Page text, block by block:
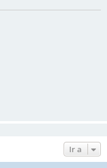
Ir a